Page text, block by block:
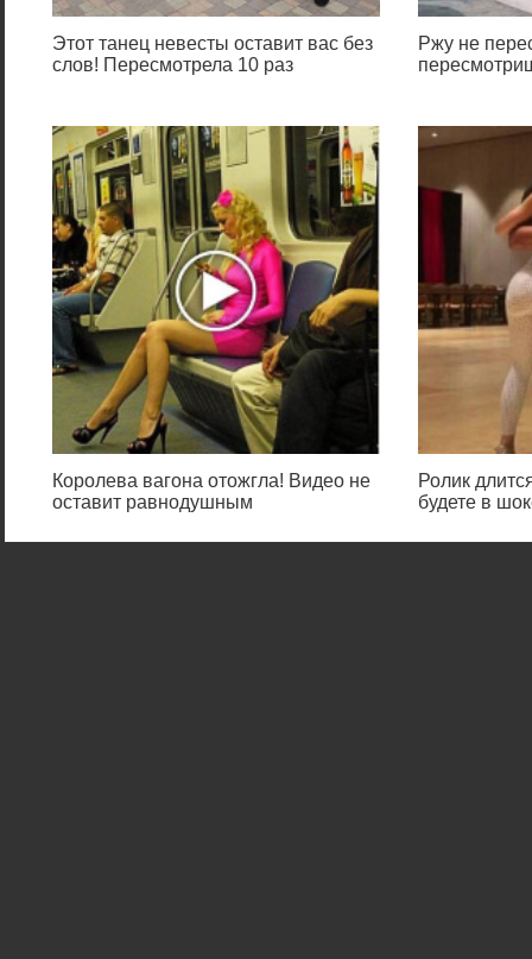
Этот танец невесты оставит вас без
слов! Пересмотрела 10 раз
Ржу не
Королева вагона отожгла! Видео не
оставит равнодушным
Ролик
будете в